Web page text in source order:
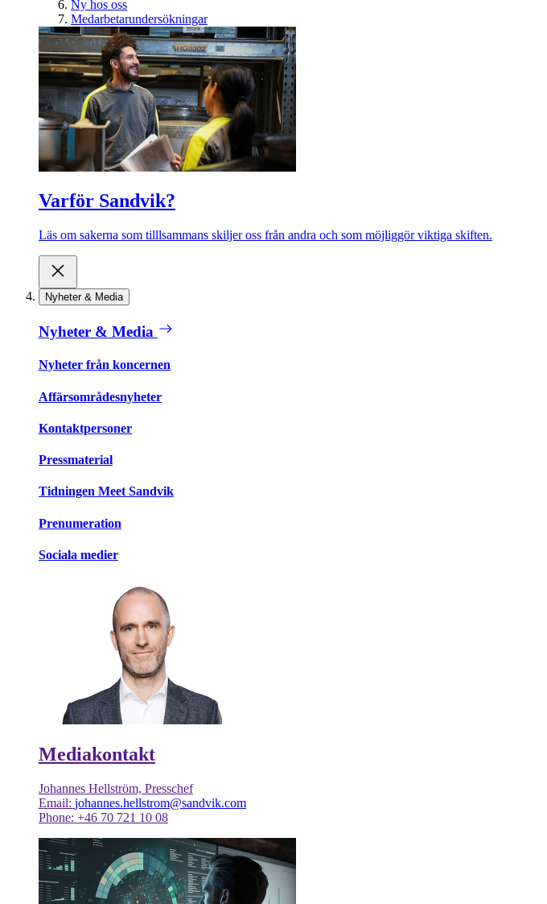
Ny hos oss
Medarbetarundersökningar
Varför Sandvik?
Läs om sakerna som tilllsammans skiljer oss från andra och som möjliggör viktiga skiften.
Nyheter & Media
Nyheter & Media
Nyheter från koncernen
Affärsområdesnyheter
Kontaktpersoner
Pressmaterial
Tidningen Meet Sandvik
Prenumeration
Sociala medier
Mediakontakt
Johannes Hellström, Presschef
Email: johannes.hellstrom@sandvik.com
Phone: +46 70 721 10 08